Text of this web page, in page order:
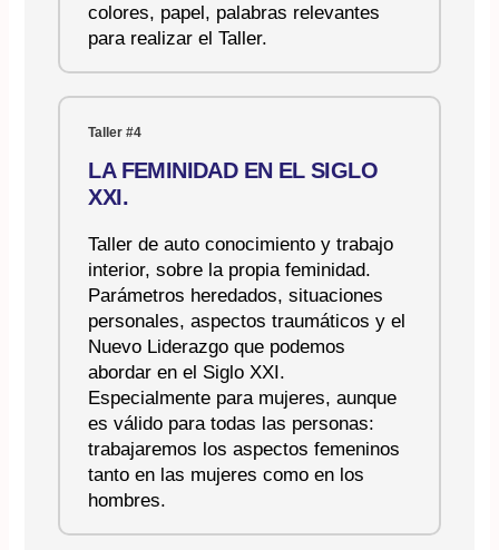
colores, papel, palabras relevantes
para realizar el Taller.
Taller #4
LA FEMINIDAD EN EL SIGLO
XXI.
Taller de auto conocimiento y trabajo
interior, sobre la propia feminidad.
Parámetros heredados, situaciones
personales, aspectos traumáticos y el
Nuevo Liderazgo que podemos
abordar en el Siglo XXI.
Especialmente para mujeres, aunque
es válido para todas las personas:
trabajaremos los aspectos femeninos
tanto en las mujeres como en los
hombres.